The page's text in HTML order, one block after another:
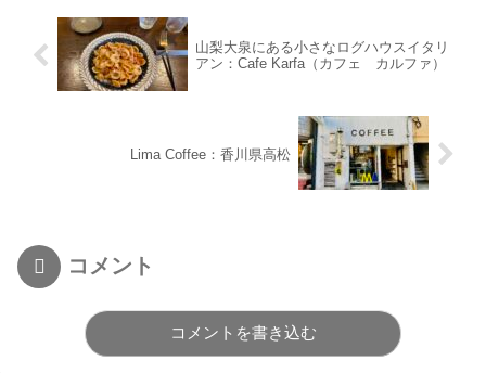
山梨大泉にある小さなログハウスイタリ
アン：Cafe Karfa（カフェ カルファ）
Lima Coffee：香川県高松
コメント
コメントを書き込む